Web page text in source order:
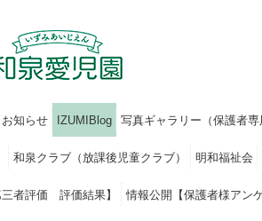
知らせ IZUMIBlog 写真ギャラリー（保護者専
和泉クラブ（放課後児童クラブ） 明和福祉会
者評価 評価結果】 情報公開【保護者様アンケ